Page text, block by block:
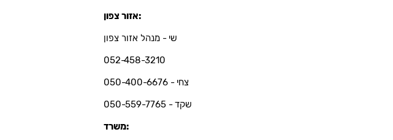
אזור צפון:
שי - מנהל אזור צפון
052-458-3210
צחי - 050-400-6676
שקד - 050-559-7765
משרד: